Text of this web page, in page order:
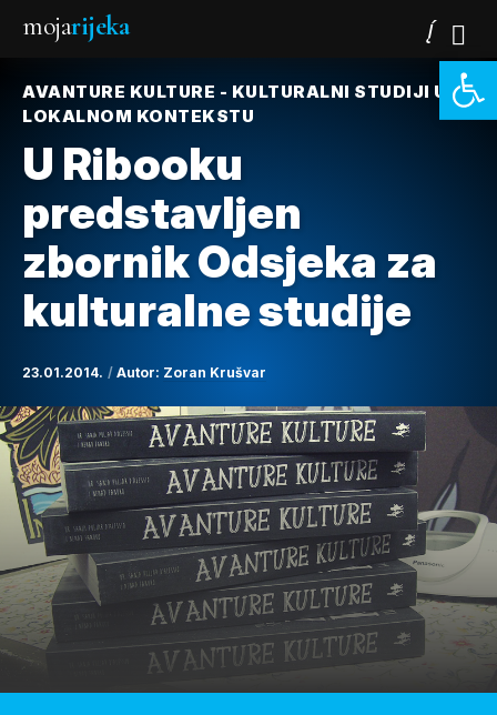
mojarijeka
AVANTURE KULTURE - KULTURALNI STUDIJI U
LOKALNOM KONTEKSTU
U Ribooku
predstavljen
zbornik Odsjeka za
kulturalne studije
23.01.2014. Autor: Zoran Krušvar